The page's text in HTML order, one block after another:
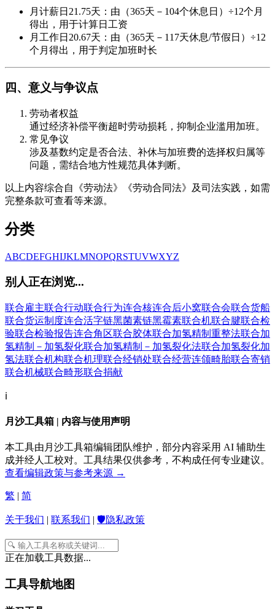
月计薪日21.75天：由（365天－104个休息日）÷12个月
得出，用于计算日工资
月工作日20.67天：由（365天－117天休息/节假日）÷12
个月得出，用于判定加班时长
四、意义与争议点
劳动者权益
通过经济补偿平衡超时劳动损耗，抑制企业滥用加班。
常见争议
涉及基数约定是否合法、补休与加班费的选择权归属等
问题，需结合地方性规范具体判断。
以上内容综合自《劳动法》《劳动合同法》及司法实践，如需
完整条款可查看等来源。
分类
ABCDEFGHIJKLMNOPQRSTUVWXYZ
别人正在浏览...
联合雇主联合行动联合行为连合核连合后小窝联合会联合货船
联合货运制度连合活字链黑菌素链黑霉素联合机联合腱联合检
验联合检验报告连合角区联合胶体联合加氢精制重整法联合加
氢精制－加氢裂化联合加氢精制－加氢裂化法联合加氢裂化加
氢法联合机构联合机理联合经销处联合经营连颌畸胎联合寄销
联合机械联合畸形联合捐献
ℹ️
月沙工具箱 | 内容与使用声明
本工具由月沙工具箱编辑团队维护，部分内容采用 AI 辅助生
成并经人工校对。工具结果仅供参考，不构成任何专业建议。
查看编辑政策与参考来源 →
繁 | 简
关于我们 | 联系我们 | 🛡️隐私政策
正在加载工具数据...
工具导航地图